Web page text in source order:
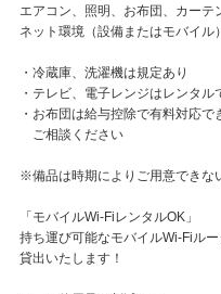
エアコン、照明、お布団、カーテ
ネット環境（設備またはモバイル
・冷蔵庫、洗濯機は規定あり
・テレビ、電子レンジはレンタル
・お布団は給与控除で有料対応で
ご相談ください
※備品は時期によりご用意できな
「モバイルWi-FiレンタルOK」
持ち運び可能なモバイルWi-Fiルー
貸出いたします！